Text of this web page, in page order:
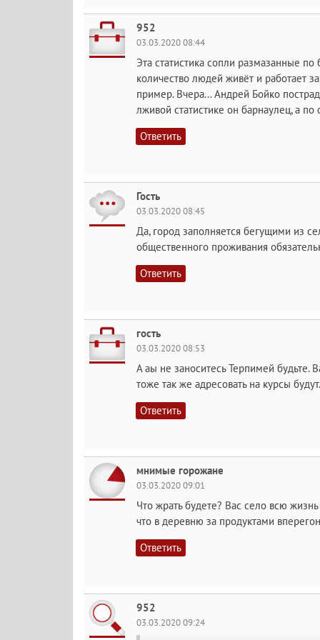
952
03.03.2020 08:44
Эта статистика сопли размазанные
количество людей живёт и работает
пример. Вчера... Андрей Бойко
лживой статистике он барнаулец, а по
Ответить
Гость
03.03.2020 08:45
Да, город заполняется бегущими из
общественного проживания
Ответить
гость
03.03.2020 08:53
А аы не заноситесь Терпимей будьте.
тоже так же адресовать на курсы
Ответить
мнимые горожане
03.03.2020 09:01
Что жрать будете? Вас село всю жизнь
что в деревню за продуктами
Ответить
952
03.03.2020 09:24